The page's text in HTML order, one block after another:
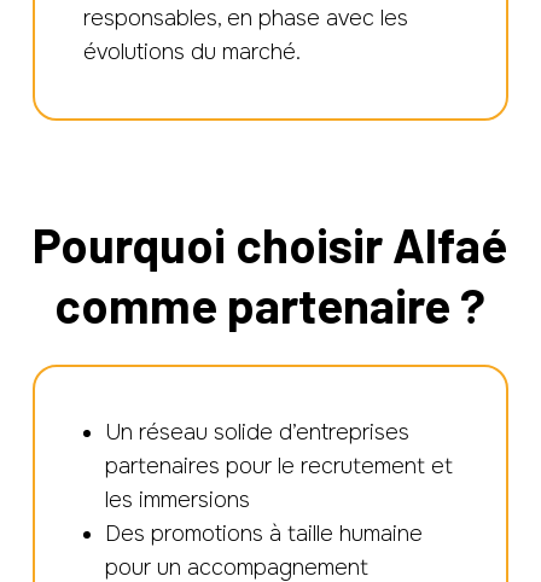
responsables, en phase avec les
évolutions du marché.
Pourquoi choisir Alfaé
comme partenaire ?
Un réseau solide d’entreprises
partenaires pour le recrutement et
les immersions
Des promotions à taille humaine
pour un accompagnement